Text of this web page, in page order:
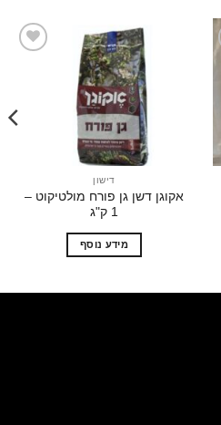
לרשימת
המשאלות
אקוגן דשן גן פורח מולטיקוט –
מידע נוסף